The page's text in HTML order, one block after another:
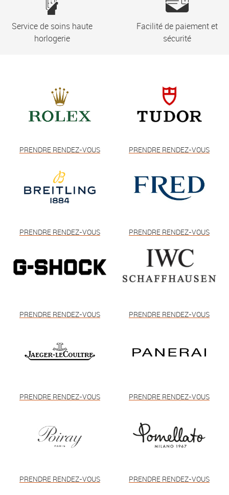
Service de soins haute
horlogerie
Facilité de paiement et
sécurité
PRENDRE RENDEZ-VOUS PRENDRE RENDEZ-VOUS
PRENDRE RENDEZ-VOUS PRENDRE RENDEZ-VOUS
PRENDRE RENDEZ-VOUS PRENDRE RENDEZ-VOUS
PRENDRE RENDEZ-VOUS PRENDRE RENDEZ-VOUS
PRENDRE RENDEZ-VOUS PRENDRE RENDEZ-VOUS